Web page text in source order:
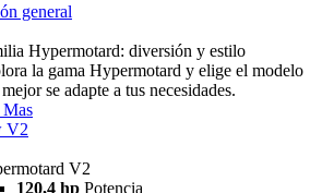
general
Hypermotard: diversión y estilo
la gama Hypermotard y elige el modelo
se adapte a tus necesidades.
V2
V2
120,4 hp Potencia